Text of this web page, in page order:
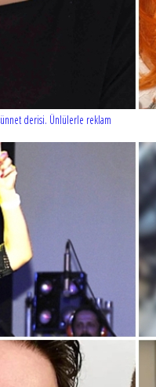
derisi. Ünlülerle reklam